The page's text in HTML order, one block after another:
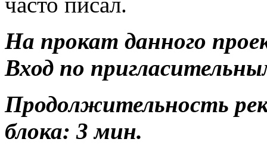
На прокат данного
Вход по
Продолжительность
блока: 3мин.